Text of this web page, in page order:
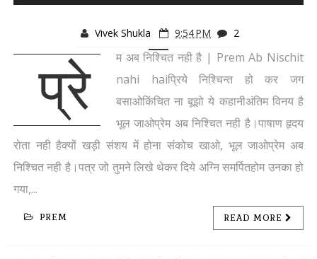
Vivek Shukla 9:54 PM 2
प्रे
म अब निश्चित नही है | Prem Ab Nischit
nahi haiप्रिये निश्चिन्त हो कर जग
बसाओकिंचित ना बूझो ये कहानीअंतिम विनय है
भूल जाओप्रेम अब निश्चित नही है।पाषाण हृदय
रोता नही हैक्यों खड़ी संशय में होना संकोच खाओ, भूल जाओप्रेम अब
निश्चित नही है।पत्र जो तुमने लिखे थेकर दिये अग्नि समर्पितहोम उनका हो
गया,...
PREM READ MORE